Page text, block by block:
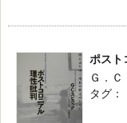
ポスト
Ｇ．
タグ